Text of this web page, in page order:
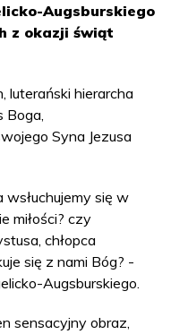
Augsburskiego
z okazji świąt
luterański hierarcha
Boga,
Syna Jezusa
się w
miłości? czy
chłopca
się z nami Bóg? -
Augsburskiego.
sensacyjny obraz,